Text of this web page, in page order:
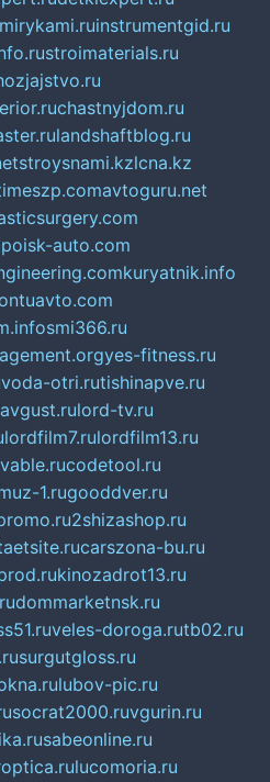
instrumentgid.ru
stroimaterials.ru
chastnyjdom.ru
landshaftblog.ru
stroysnami.kzlcna.kz
avtoguru.net
poisk-auto.com
kuryatnik.info
smi366.ru
yes-fitness.ru
voda-otri.rutishinapve.ru
lord-tv.ru
lordfilm7.rulordfilm13.ru
codetool.ru
1.rugooddver.ru
2shizashop.ru
carszona-bu.ru
kinozadrot13.ru
dommarketnsk.ru
veles-doroga.rutb02.ru
surgutgloss.ru
lubov-pic.ru
socrat2000.ruvgurin.ru
sabeonline.ru
lucomoria.ru